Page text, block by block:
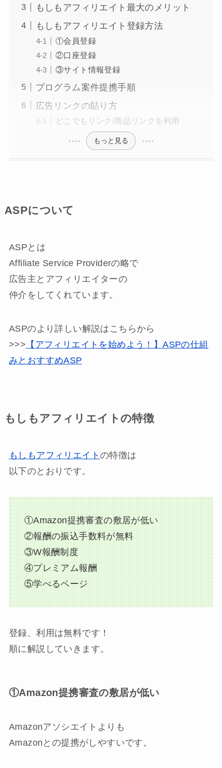
もしもアフィリエイト最大のメリット
もしもアフィリエイト登録方法
①会員登録
②口座登録
③サイト情報登録
プログラム案件提携手順
広告リンクの貼り方
どこでもリンク/商品リンクを利用
もっと見る
ASPについて
ASPとは
Affiliate Service Providerの略で
広告主とアフィリエイターの
仲介をしてくれています。
ASPのより詳しい解説はこちらから
>>> 【アフィリエイトを始めよう！】ASPの仕組
みとおすすめASP
もしもアフィリエイトの特徴
もしもアフィリエイト の特徴は
以下のとおりです。
①Amazon提携審査の敷居が低い
②報酬の振込手数料が無料
③W報酬制度
④プレミアム報酬
⑤学べるページ
登録、利用は無料です！
順に解説していきます。
①Amazon提携審査の敷居が低い
Amazonアソシエイトよりも
Amazonとの提携がしやすいです。